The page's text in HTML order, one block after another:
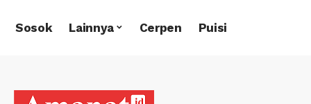
Sosok Lainnya Cerpen Puisi